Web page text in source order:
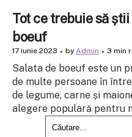
Tot ce trebuie să
boeuf
17 iunie 2023 by Admin 3 min
Salata de boeuf este un
de multe persoane în
de legume, carne și
alegere populară pentru